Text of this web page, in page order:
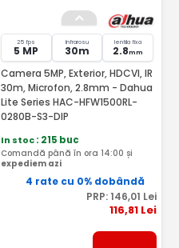
25 fps
5 MP
Infrarosu
30m
lentila fixa
2.8mm
Camera 5MP, Exterior, HDCVI, IR
30m, Microfon, 2.8mm - Dahua
Lite Series HAC-HFW1500RL-
0280B-S3-DIP
In stoc: 215 buc
Comandă până în ora 14:00 și
expediem azi
4 rate cu 0% dobândă
PRP: 146,01 Lei
116,81 Lei